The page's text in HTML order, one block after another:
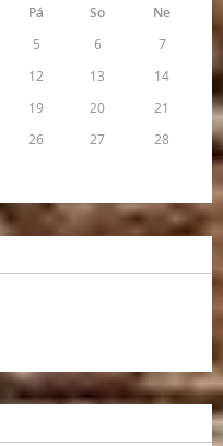
Pá So
Ne
5 6
7
12 13
14
19 20
21
26 27
28